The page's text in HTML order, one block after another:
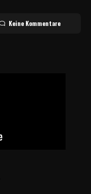
Keine Kommentare